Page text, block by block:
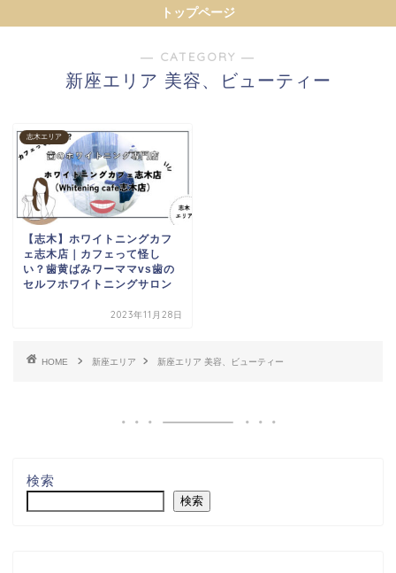
トップページ
― CATEGORY ―
新座エリア 美容、ビューティー
志木エリア
【志木】ホワイトニングカフ
ェ志木店｜カフェって怪し
い？歯黄ばみワーママvs歯の
セルフホワイトニングサロン
2023年11月28日
HOME 新座エリア 新座エリア 美容、ビューティー
検索
検索